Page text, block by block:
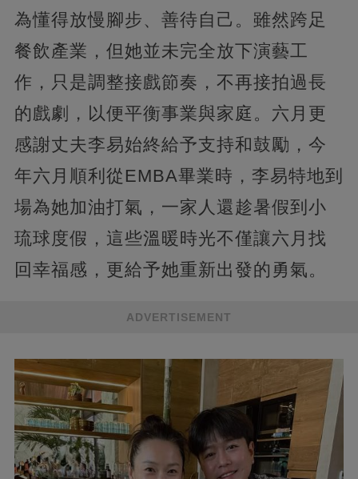
為懂得放慢腳步、善待自己。雖然跨足
餐飲產業，但她並未完全放下演藝工
作，只是調整接戲節奏，不再接拍過長
的戲劇，以便平衡事業與家庭。六月更
感謝丈夫李易始終給予支持和鼓勵，今
年六月順利從EMBA畢業時，李易特地到
場為她加油打氣，一家人還趁暑假到小
琉球度假，這些溫暖時光不僅讓六月找
回幸福感，更給予她重新出發的勇氣。
ADVERTISEMENT